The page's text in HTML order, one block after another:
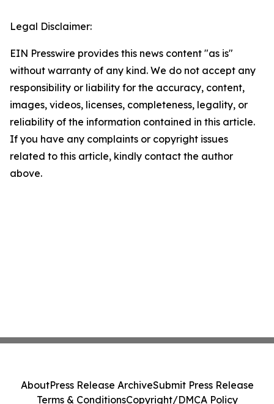
Legal Disclaimer:
EIN Presswire provides this news content "as is"
without warranty of any kind. We do not accept any
responsibility or liability for the accuracy, content,
images, videos, licenses, completeness, legality, or
reliability of the information contained in this article.
If you have any complaints or copyright issues
related to this article, kindly contact the author
above.
AboutPress Release ArchiveSubmit Press Release
Terms & ConditionsCopyright/DMCA Policy